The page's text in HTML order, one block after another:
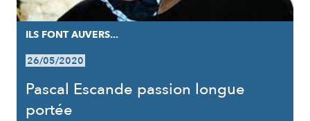
ILS FONT AUVERS...
26/05/2020
Pascal Escande passion longue
portée